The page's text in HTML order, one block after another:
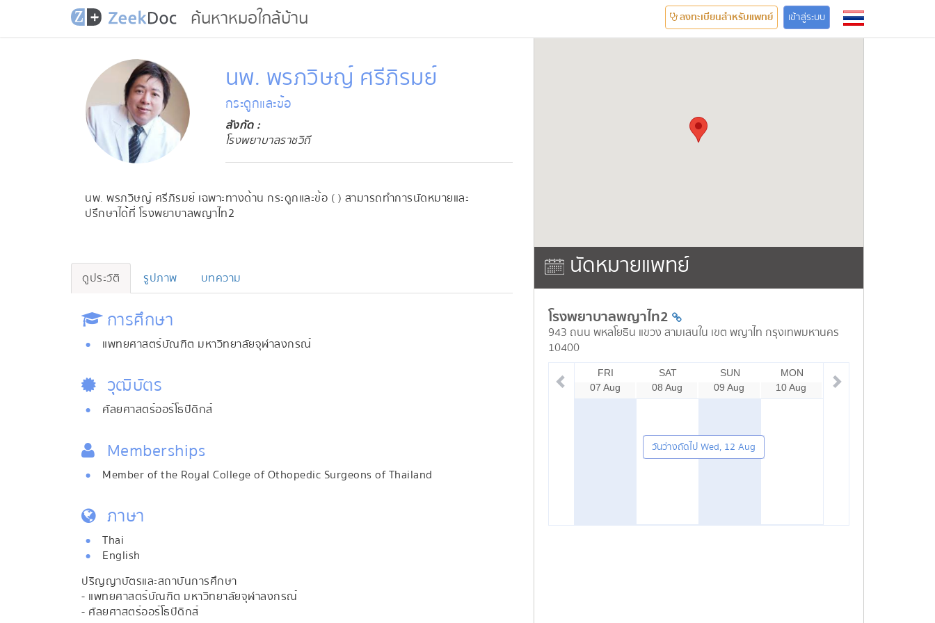
ค้นหาหมอใกล้บ้าน ลงทะเบียนสำหรับแพทย์ เข้าสู่ระบบ
นพ. พรภวิษญ์ ศรีภิรมย์
กระดูกและข้อ
สังกัด :
โรงพยาบาลราชวิถี
นพ. พรภวิษญ์ ศรีภิรมย์ เฉพาะทางด้าน กระดูกและข้อ ( ) สามารถทำการนัดหมายและ
ปรึกษาได้ที่ โรงพยาบาลพญาไท2
ดูประวัติ รูปภาพ บทความ
การศึกษา
แพทยศาสตร์บัณฑิต มหาวิทยาลัยจุฬาลงกรณ์
วุฒิบัตร
ศัลยศาสตร์ออร์โธปิดิกส์
Memberships
Member of the Royal College of Othopedic Surgeons of Thailand
ภาษา
Thai
English
ปริญญาบัตรและสถาบันการศึกษา
- แพทยศาสตร์บัณฑิต มหาวิทยาลัยจุฬาลงกรณ์
- ศัลยศาสตร์ออร์โธปิดิกส์
นัดหมายแพทย์
โรงพยาบาลพญาไท2
943 ถนน พหลโยธิน แขวง สามเสนใน เขต พญาไท กรุงเทพมหานคร
10400
FRI SAT SUN
MON
07 Aug
08 Aug 09 Aug 10 Aug
วันว่างถัดไป Wed, 12 Aug